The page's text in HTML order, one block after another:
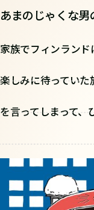
あまのじゃくな男
家族でフィンランド
楽しみに待ってい
を言ってしまって